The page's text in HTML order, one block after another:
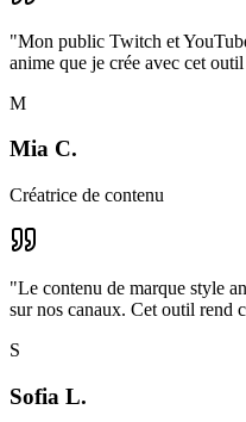
"Mon public Twitch et
anime que je crée avec cet
M
Mia C.
Créatrice de contenu
"Le contenu de marque style
sur nos canaux. Cet outil rend
S
Sofia L.